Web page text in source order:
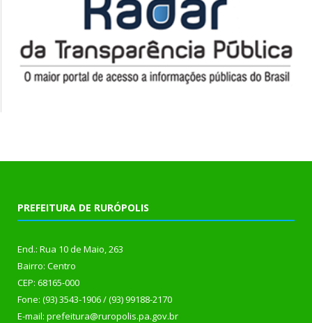
PREFEITURA DE RURÓPOLIS
End.: Rua 10 de Maio, 263
Bairro: Centro
CEP: 68165-000
Fone: (93) 3543-1906 / (93) 99188-2170
E-mail: prefeitura@ruropolis.pa.gov.br